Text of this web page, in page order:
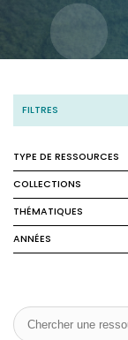
FILTRES
TYPE DE RESSOURCES
COLLECTIONS
THÉMATIQUES
ANNÉES